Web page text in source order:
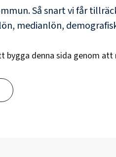
. Så snart vi får
medianlön,
bygga denna sida genom